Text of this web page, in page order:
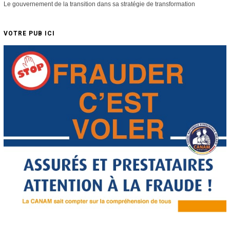
Le gouvernement de la transition dans sa stratégie de transformation
VOTRE PUB ICI